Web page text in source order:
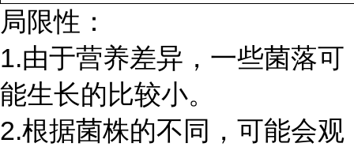
局限性：
1.由于营养差异，一些菌落可
能生长的比较小。
2.根据菌株的不同，可能会观